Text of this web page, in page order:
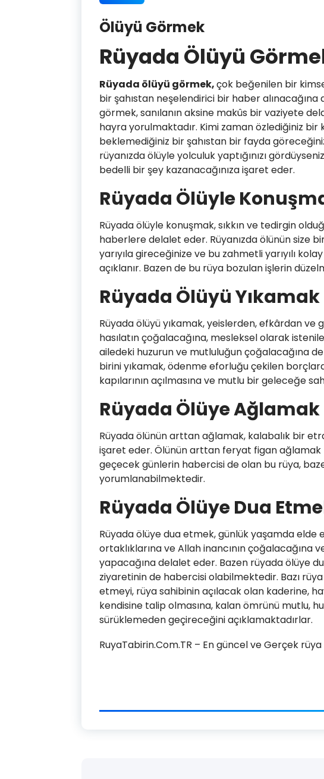
Ölüyü Görmek
Rüyada Ölüyü
Rüyada ölüyü görmek,çok beğenilen bir
bir şahıstan neşelendirici bir haber
görmek, sanılanın aksine makûs bir vaziyete
hayra yorulmaktadır. Kimi zaman özlediğiniz
beklemediğiniz bir şahıstan bir fayda
rüyanızda ölüyle yolculuk yaptığınızı
bedelli bir şey kazanacağınıza işaret eder.
Rüyada Ölüyle
Rüyada ölüyle konuşmak, sıkkın ve tedirgin
haberlere delalet eder. Rüyanızda ölünün size
yarıyıla gireceğinize ve bu zahmetli yarıyılı
açıklanır. Bazen de bu rüya bozulan işlerin
Rüyada Ölüyü Yıkamak
Rüyada ölüyü yıkamak, yeislerden, efkârdan
hasılatın çoğalacağına, mesleksel olarak
ailedeki huzurun ve mutluluğun çoğalacağına
birini yıkamak, ödenme eforluğu çekilen
kapılarının açılmasına ve mutlu bir geleceğe
Rüyada Ölüye Ağlamak
Rüyada ölünün arttan ağlamak, kalabalık bir
işaret eder. Ölünün arttan feryat figan ağlamak
geçecek günlerin habercisi de olan bu rüya,
yorumlanabilmektedir.
Rüyada Ölüye Dua
Rüyada ölüye dua etmek, günlük yaşamda elde
ortaklıklarına ve Allah inancının çoğalacağına
yapacağına delalet eder. Bazen rüyada ölüye
ziyaretinin de habercisi olabilmektedir. Bazı
etmeyi, rüya sahibinin açılacak olan kaderine,
kendisine talip olmasına, kalan ömrünü mutlu,
sürüklemeden geçireceğini açıklamaktadırlar.
RuyaTabirin.Com.TR – En güncel ve Gerçek